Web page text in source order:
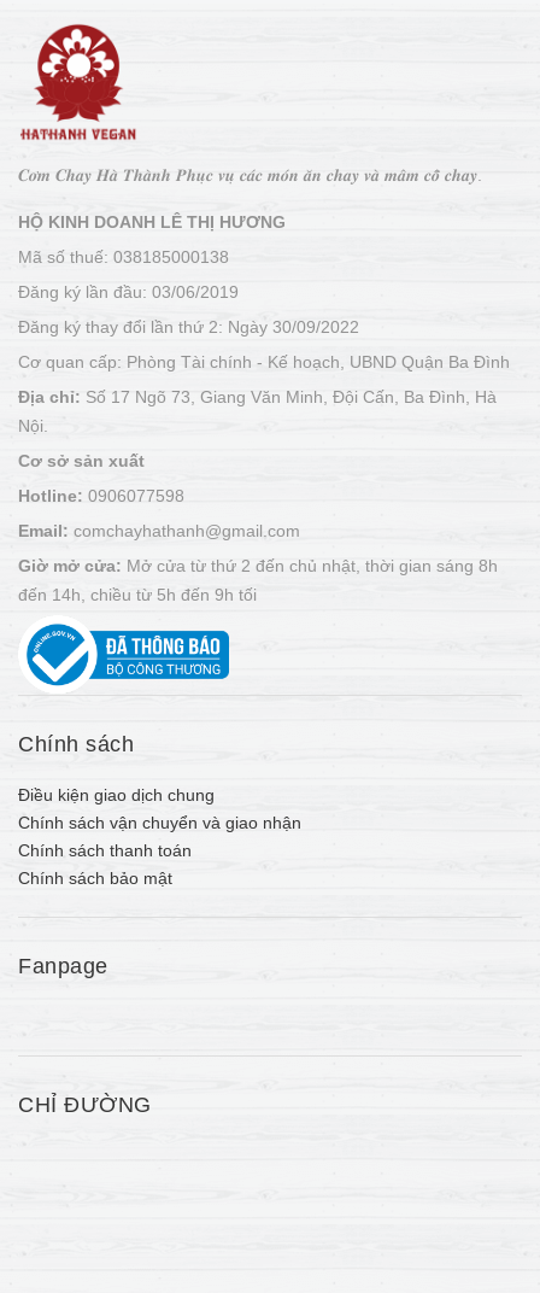
𝑪𝒐̛𝒎 𝑪𝒉𝒂𝒚 𝑯𝒂̀ 𝑻𝒉𝒂̀𝒏𝒉 𝑷𝒉𝒖̣𝒄 𝒗𝒖̣ 𝒄𝒂́𝒄 𝒎𝒐́𝒏 𝒂̆𝒏 𝒄𝒉𝒂𝒚 𝒗𝒂̀ 𝒎𝒂̂𝒎 𝒄𝒐̂̃ 𝒄𝒉𝒂𝒚.
HỘ KINH DOANH LÊ THỊ HƯƠNG
Mã số thuế: 038185000138
Đăng ký lần đầu: 03/06/2019
Đăng ký thay đổi lần thứ 2: Ngày 30/09/2022
Cơ quan cấp: Phòng Tài chính - Kế hoạch, UBND Quận Ba Đình
Địa chỉ: Số 17 Ngõ 73, Giang Văn Minh, Đội Cấn, Ba Đình, Hà
Nội.
Cơ sở sản xuất
Hotline: 0906077598
Email: comchayhathanh@gmail.com
Giờ mở cửa: Mở cửa từ thứ 2 đến chủ nhật, thời gian sáng 8h
đến 14h, chiều từ 5h đến 9h tối
Chính sách
Điều kiện giao dịch chung
Chính sách vận chuyển và giao nhận
Chính sách thanh toán
Chính sách bảo mật
Fanpage
CHỈ ĐƯỜNG